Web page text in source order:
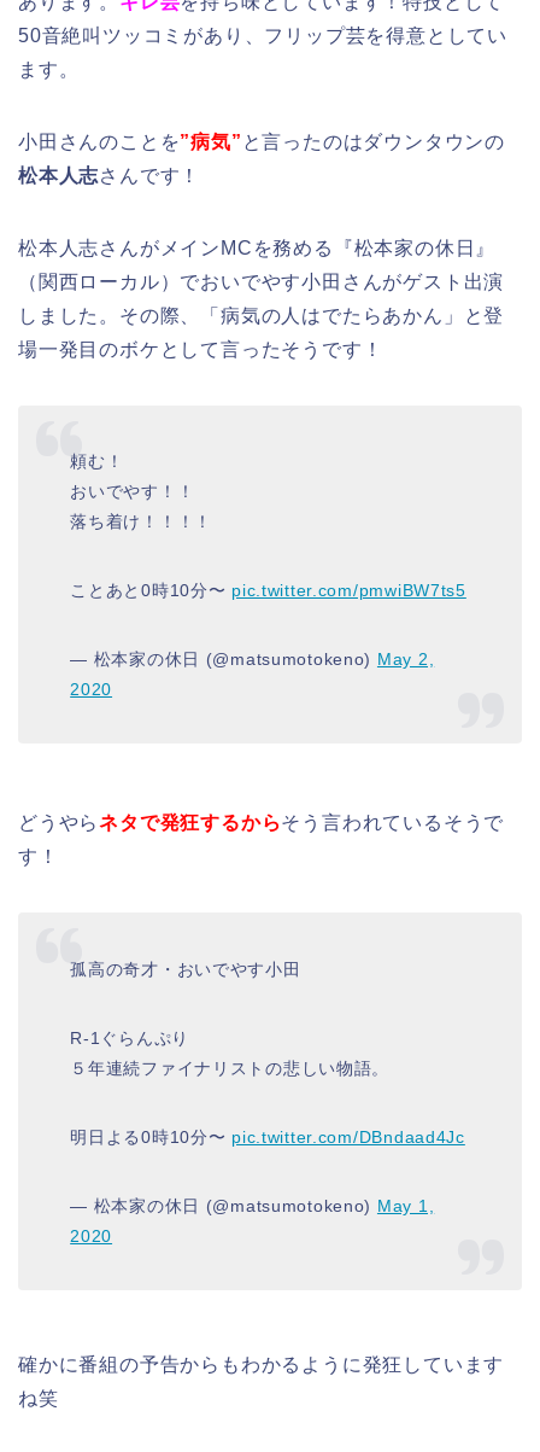
50音絶叫ツッコミがあり、フリップ芸を得意としてい
ます。
小田さんのことを”病気” と言ったのはダウンタウンの
松本人志さんです！
松本人志さんがメインMCを務める『松本家の休日』
（関西ローカル）でおいでやす小田さんがゲスト出演
しました。その際、「病気の人はでたらあかん」と登
場一発目のボケとして言ったそうです！
頼む！
おいでやす！！
落ち着け！！！！
ことあと0時10分〜 pic.twitter.com/pmwiBW7ts5
— 松本家の休日 (@matsumotokeno) May 2,
2020
どうやらネタで発狂するからそう言われているそうで
す！
孤高の奇才・おいでやす小田
R-1ぐらんぷり
５年連続ファイナリストの悲しい物語。
明日よる0時10分〜 pic.twitter.com/DBndaad4Jc
— 松本家の休日 (@matsumotokeno) May 1,
2020
確かに番組の予告からもわかるように発狂しています
ね笑